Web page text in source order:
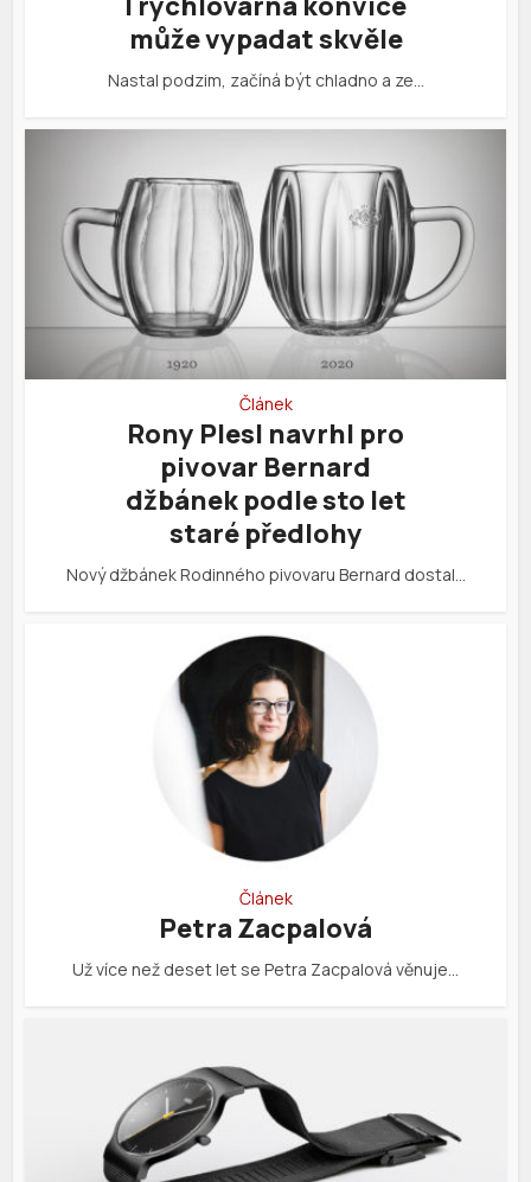
může vypadat skvěle
Nastal podzim, začíná být chladno a ze…
Článek
Rony Plesl navrhl pro
pivovar Bernard
džbánek podle sto let
staré předlohy
Nový džbánek Rodinného pivovaru Bernard dostal…
Článek
Petra Zacpalová
Už více než deset let se Petra Zacpalová věnuje…